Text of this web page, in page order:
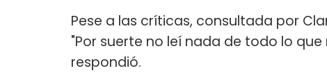
Pese a las críticas, consultada por
"Por suerte no leí nada de todo lo
respondió.